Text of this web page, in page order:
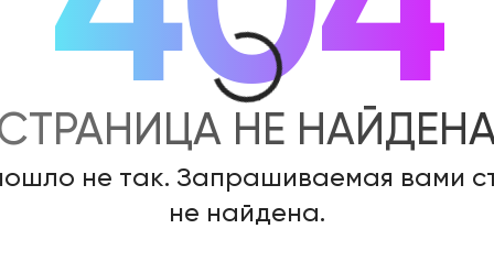
НЕ
не так. Запрашиваемая вами
не найдена.